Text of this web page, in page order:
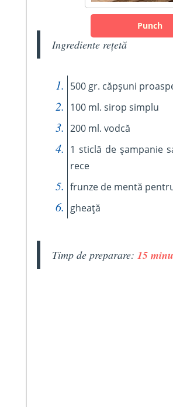
Punch
Ingrediente rețetă
500 gr. căpșuni
100 ml. sirop simplu
200 ml. vodcă
1 sticlă de șampanie
rece
frunze de mentă
gheață
Timp de preparare: 15